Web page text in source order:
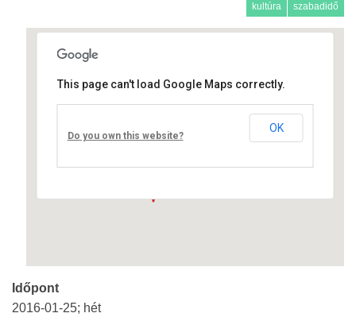
kultúra szabadidő
Művelődési ház
Fő út 8 - Nagyréde
This page can't load Google Maps correctly.
Do you own this website?
OK
Időpont
2016-01-25; hét